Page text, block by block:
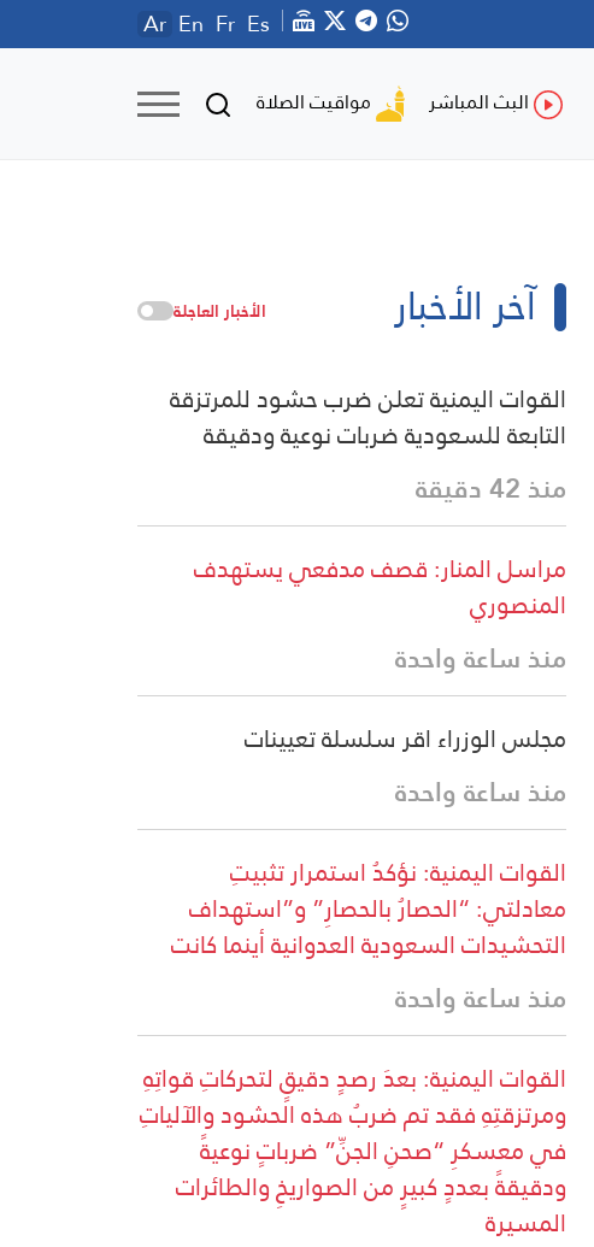
Ar En Fr Es
البث المباشر مواقيت الصلاة
آخر الأخبار الأخبار العاجلة
القوات اليمنية تعلن ضرب حشود للمرتزقة
التابعة للسعودية ضربات نوعية ودقيقة
منذ 42 دقيقة
مراسل المنار: قصف مدفعي يستهدف
المنصوري
منذ ساعة واحدة
مجلس الوزراء اقر سلسلة تعيينات
منذ ساعة واحدة
القوات اليمنية: نؤكدُ استمرار تثبيتِ
معادلتي: “الحصارُ بالحصارِ” و”استهداف
التحشيدات السعودية العدوانية أينما كانت
منذ ساعة واحدة
القوات اليمنية: بعدَ رصدٍ دقيقٍ لتحركاتِ قواتِهِ
ومرتزقتِهِ فقد تم ضربُ هذه الحشود والآلياتِ
في معسكرِ “صحنِ الجنِّ” ضرباتٍ نوعيةً
ودقيقةً بعددٍ كبيرٍ من الصواريخِ والطائرات
المسيرة